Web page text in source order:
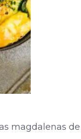
magdalenas de